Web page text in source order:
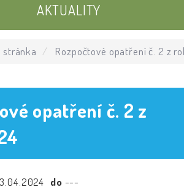
AKTUALITY
UDÁLOSTI
ÚŘEDNÍ DESKA
stránka Rozpočtové opatření č. 2 z
opatření č. 2 z
do ---